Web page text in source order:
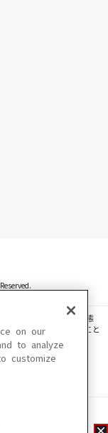
・音声等を、手段や形態
、ファイル化などすること
があります。
あります。
on our
to analyze
customize